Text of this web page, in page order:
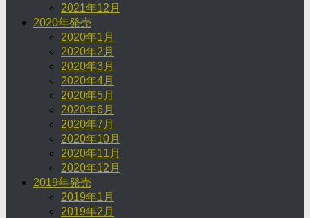
2021年12月
2020年発売
2020年1月
2020年2月
2020年3月
2020年4月
2020年5月
2020年6月
2020年7月
2020年10月
2020年11月
2020年12月
2019年発売
2019年1月
2019年2月